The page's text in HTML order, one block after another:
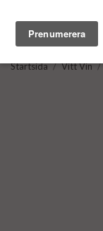
Startsida / Vitt Vin /